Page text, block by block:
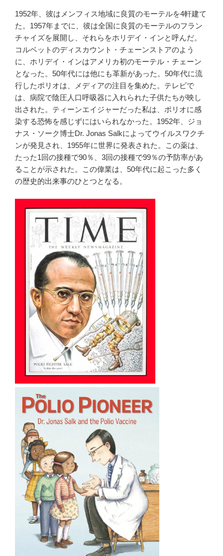
1952年、彼はメンフィス地域に良質のモーテルを4軒建て
た。1957年までに、彼は全国に良質のモーテルのフラン
チャイズを展開し、それらをホリデイ・インと呼んだ。
コルベットのディスカウント・チェーンストアのよう
に、ホリデイ・インはアメリカ初のモーテル・チェーン
となった。50年代には他にも革新があった。50年代に流
行したポリオは、メディアの注目を集めた。テレビで
は、病院で陰圧人口呼吸器に入れられた子供たちが映し
出された。ティーンエイジャーだった私は、ポリオに感
染する恐怖を感じずにはいられなかった。1952年、ジョ
ナス・ソーク博士Dr. Jonas Salkによってウイルスワクチ
ンが発見され、1955年に世界に発表された。この薬は、
たった1回の接種で90％、3回の接種で99％の予防率があ
ることが示された。この偉業は、50年代に起こった多く
の歴史的出来事のひとつとなる。